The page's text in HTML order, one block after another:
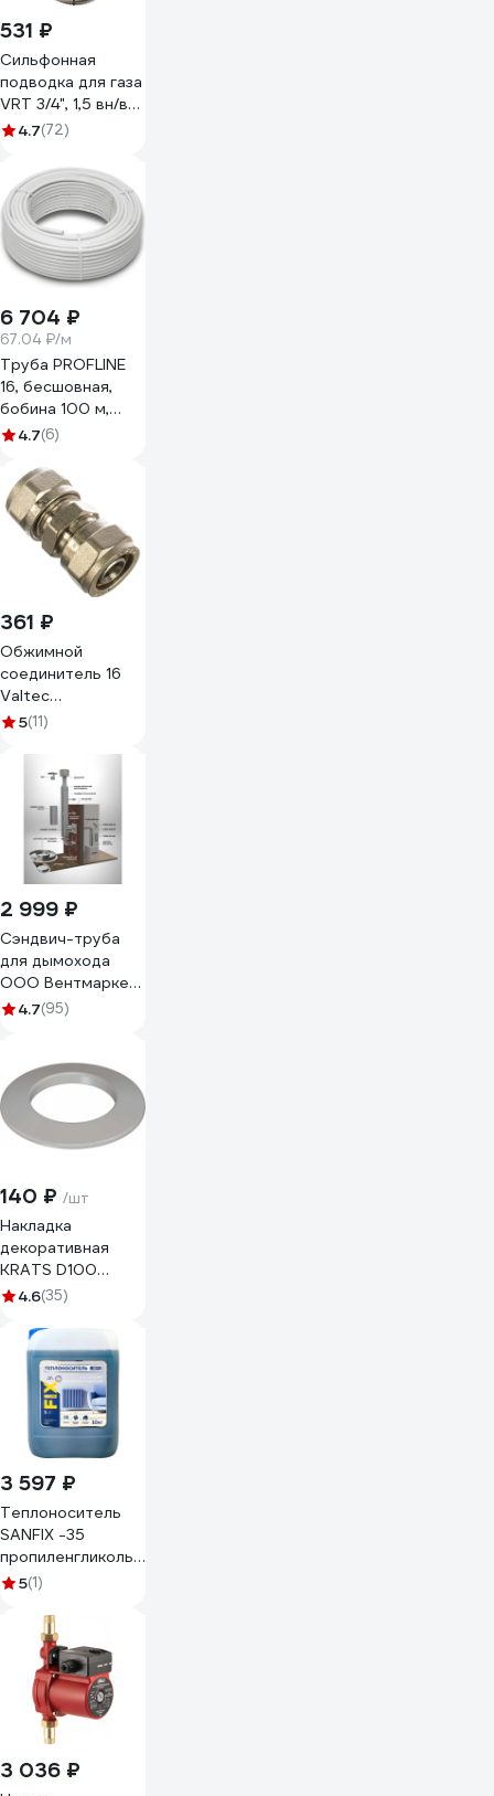
531 ₽
Сильфонная
подводка для газа
VRT 3/4", 1,5 вн/вн
201500 522264
4.7(72)
6 704 ₽
67.04 ₽/м
Труба PROFLINE
16, бесшовная,
бобина 100 м,
металлопластик
4.7(6)
361 ₽
Обжимной
соединитель 16
Valtec
VTm.303.N.001616
5(11)
2 999 ₽
Сэндвич-труба
для дымохода
ООО Вентмаркет
D100/180 1.25 м,
sandw1250D100/180
4.7(95)
140 ₽ /шт
Накладка
декоративная
KRATS D100
(белая) ND-100
4.6(35)
3 597 ₽
Теплоноситель
SANFIX -35
пропиленгликоль
с
присадками 10 кг,
5(1)
3 036 ₽